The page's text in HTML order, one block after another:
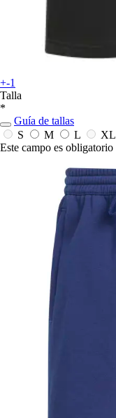
+-1
Talla
*
Guía de tallas
S
M L XL
Este campo es obligatorio